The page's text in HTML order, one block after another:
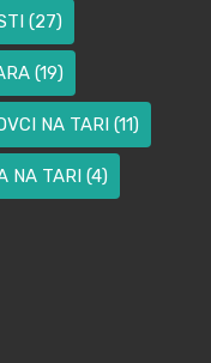
(27)
(19)
NA TARI (11)
NA TARI (4)